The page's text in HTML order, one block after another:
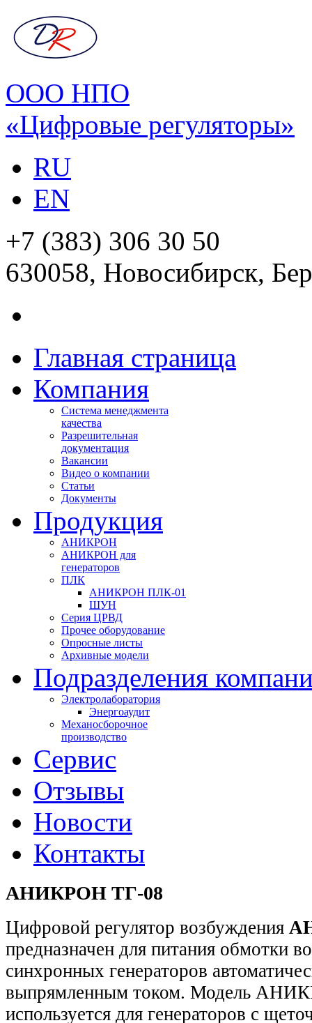
ООО НПО
«Цифровые регуляторы»
RU
EN
+7 (383) 306 30 50
630058, Новосибирск,
Главная страница
Компания
Система менеджмента
качества
Разрешительная
документация
Вакансии
Видео о компании
Статьи
Документы
Продукция
АНИКРОН
АНИКРОН для
генераторов
ПЛК
АНИКРОН ПЛК-01
ШУН
Серия ЦРВД
Прочее оборудование
Опросные листы
Архивные модели
Подразделения
Электролаборатория
Энергоаудит
Механосборочное
производство
Сервис
Отзывы
Новости
Контакты
АНИКРОН ТГ-08
Цифровой регулятор возбуждения
предназначен для питания обмотки
синхронных генераторов
выпрямленным током. Модель
используется для генераторов с